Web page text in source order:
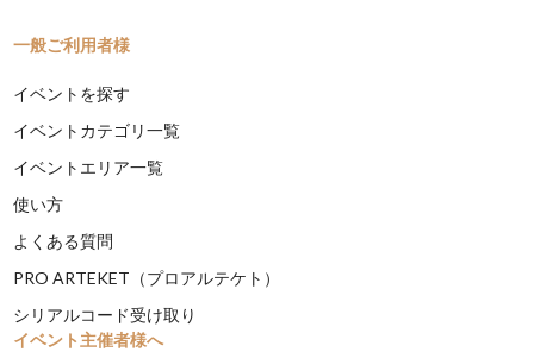
一般ご利用者様
イベントを探す
イベントカテゴリ一覧
イベントエリア一覧
使い方
よくある質問
PRO ARTEKET（プロアルテケト）
シリアルコード受け取り
イベント主催者様へ